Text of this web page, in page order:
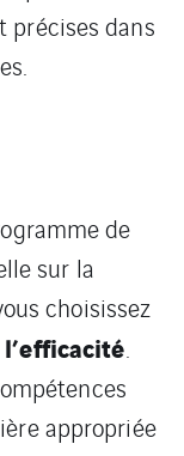
précises dans
de
sur la
choisissez
.
appropriée